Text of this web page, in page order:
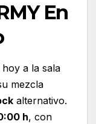
En
a la sala
mezcla
alternativo.
h, con